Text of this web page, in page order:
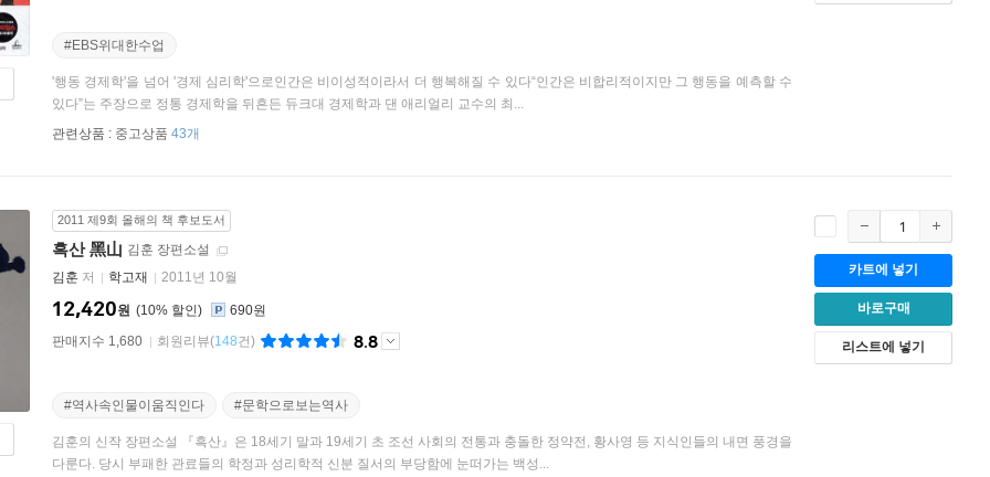
#EBS위대한수업
'행동 경제학'을 넘어 '경제 심리학'으로인간은 비이성적이라서 더 행복해질 수 있다“인간은 비합리적이지만 그 행동을 예측할 수
있다”는 주장으로 정통 경제학을 뒤흔든 듀크대 경제학과 댄 애리얼리 교수의 최...
관련상품 : 중고상품 43개
2011 제9회 올해의 책 후보도서
흑산 黑山 김훈 장편소설
김훈 저 학고재 2011년 10월
10%
12,420원
690원
판매지수 1,680
회원리뷰(148건) 8.8
#역사속인물이움직인다 #문학으로보는역사
김훈의 신작 장편소설 『흑산』은 18세기 말과 19세기 초 조선 사회의 전통과 충돌한 정약전, 황사영 등 지식인들의 내면 풍경을
다룬다. 당시 부패한 관료들의 학정과 성리학적 신분 질서의 부당함에 눈떠가는 백성...
카트에 넣기
바로구매
리스트에 넣기